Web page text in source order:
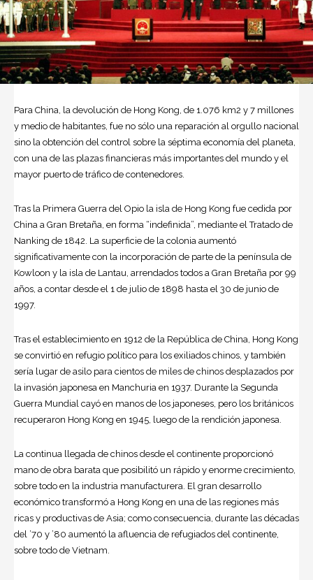
Para China, la devolución de Hong Kong, de 1.076 km2 y 7 millones
y medio de habitantes, fue no sólo una reparación al orgullo nacional
sino la obtención del control sobre la séptima economía del planeta,
con una de las plazas financieras más importantes del mundo y el
mayor puerto de tráfico de contenedores.
Tras la Primera Guerra del Opio la isla de Hong Kong fue cedida por
China a Gran Bretaña, en forma “indefinida”, mediante el Tratado de
Nanking de 1842. La superficie de la colonia aumentó
significativamente con la incorporación de parte de la península de
Kowloon y la isla de Lantau, arrendados todos a Gran Bretaña por 99
años, a contar desde el 1 de julio de 1898 hasta el 30 de junio de
1997.
Tras el establecimiento en 1912 de la República de China, Hong Kong
se convirtió en refugio político para los exiliados chinos, y también
sería lugar de asilo para cientos de miles de chinos desplazados por
la invasión japonesa en Manchuria en 1937. Durante la Segunda
Guerra Mundial cayó en manos de los japoneses, pero los británicos
recuperaron Hong Kong en 1945, luego de la rendición japonesa.
La continua llegada de chinos desde el continente proporcionó
mano de obra barata que posibilitó un rápido y enorme crecimiento,
sobre todo en la industria manufacturera. El gran desarrollo
económico transformó a Hong Kong en una de las regiones más
ricas y productivas de Asia; como consecuencia, durante las décadas
del ’70 y ’80 aumentó la afluencia de refugiados del continente,
sobre todo de Vietnam.